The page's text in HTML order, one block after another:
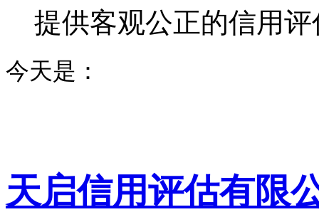
提供客观公正的信用
今天是：
天启信用评估有限